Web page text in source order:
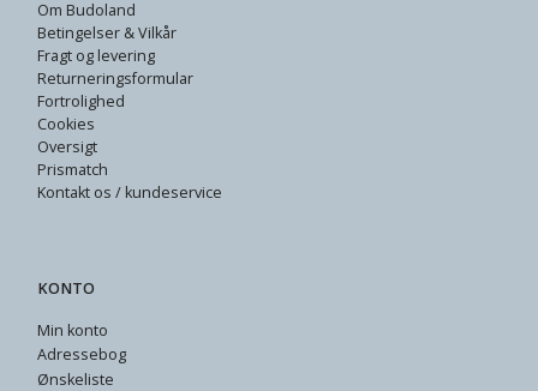
Om Budoland
Betingelser & Vilkår
Fragt og levering
Returneringsformular
Fortrolighed
Cookies
Oversigt
Prismatch
Kontakt os / kundeservice
KONTO
Min konto
Adressebog
Ønskeliste